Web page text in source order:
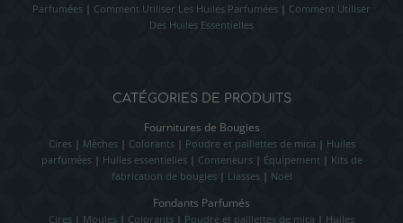
Parfumées | Comment Utiliser Les Huiles Parfumées | Comment Utiliser
Des Huiles Essentielles
CATÉGORIES DE PRODUITS
Fournitures de Bougies
Cires| Mèches| Colorants| Poudre et paillettes de mica | Huiles
parfumées| Huiles essentielles| Conteneurs| Équipement | Kits de
fabrication de bougies| Liasses| Noël
Fondants Parfumés
Cires | Moules | Colorants | Poudre et paillettes de mica | Huiles